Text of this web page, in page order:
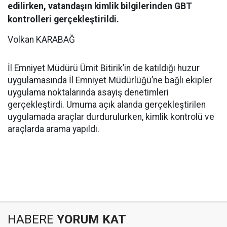
edilirken, vatandaşın kimlik bilgilerinden GBT
kontrolleri gerçekleştirildi.
Volkan KARABAĞ
İl Emniyet Müdürü Ümit Bitirik’in de katıldığı huzur
uygulamasında İl Emniyet Müdürlüğü’ne bağlı ekipler
uygulama noktalarında asayiş denetimleri
gerçekleştirdi. Umuma açık alanda gerçekleştirilen
uygulamada araçlar durdurulurken, kimlik kontrolü ve
araçlarda arama yapıldı.
HABERE YORUM KAT